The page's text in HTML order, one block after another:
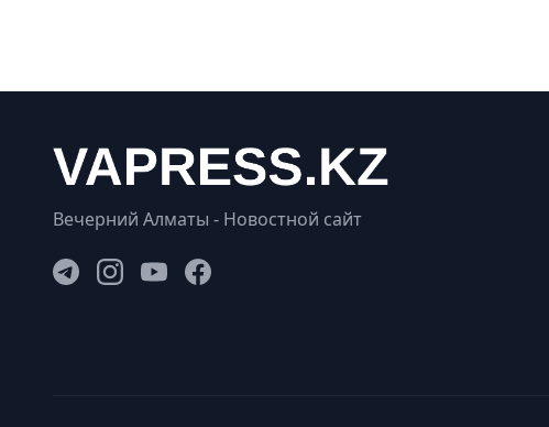
Вечерний Алматы - Новостной сайт